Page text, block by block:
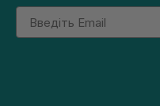
Email